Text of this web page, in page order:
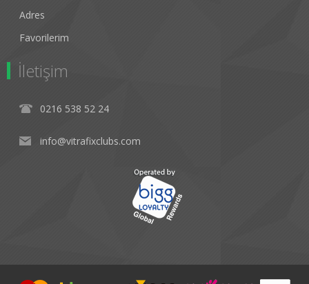
Adres
Favorilerim
İletişim
0216 538 52 24
info@vitrafixclubs.com